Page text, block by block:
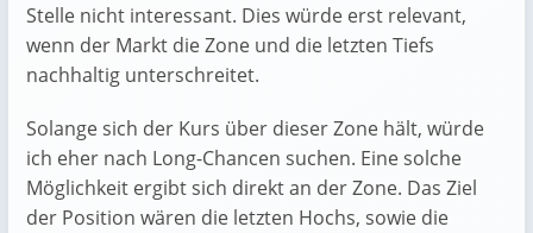
Stelle nicht interessant. Dies würde erst relevant,
wenn der Markt die Zone und die letzten Tiefs
nachhaltig unterschreitet.
Solange sich der Kurs über dieser Zone hält, würde
ich eher nach Long-Chancen suchen. Eine solche
Möglichkeit ergibt sich direkt an der Zone. Das Ziel
der Position wären die letzten Hochs, sowie die